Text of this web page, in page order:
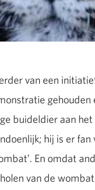
van een
buideldier aan
hij is er
En omdat
van de